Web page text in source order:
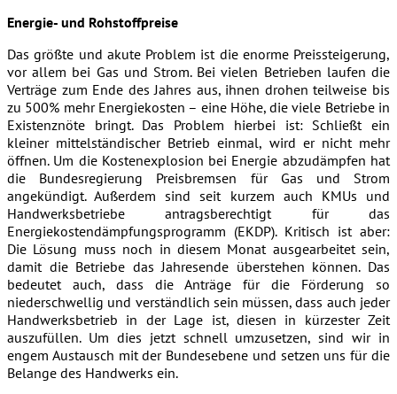
Energie- und Rohstoffpreise
Das größte und akute Problem ist die enorme Preissteigerung,
vor allem bei Gas und Strom. Bei vielen Betrieben laufen die
Verträge zum Ende des Jahres aus, ihnen drohen teilweise bis
zu 500% mehr Energiekosten – eine Höhe, die viele Betriebe in
Existenznöte bringt. Das Problem hierbei ist: Schließt ein
kleiner mittelständischer Betrieb einmal, wird er nicht mehr
öffnen. Um die Kostenexplosion bei Energie abzudämpfen hat
die Bundesregierung Preisbremsen für Gas und Strom
angekündigt. Außerdem sind seit kurzem auch KMUs und
Handwerksbetriebe antragsberechtigt für das
Energiekostendämpfungsprogramm (EKDP). Kritisch ist aber:
Die Lösung muss noch in diesem Monat ausgearbeitet sein,
damit die Betriebe das Jahresende überstehen können. Das
bedeutet auch, dass die Anträge für die Förderung so
niederschwellig und verständlich sein müssen, dass auch jeder
Handwerksbetrieb in der Lage ist, diesen in kürzester Zeit
auszufüllen. Um dies jetzt schnell umzusetzen, sind wir in
engem Austausch mit der Bundesebene und setzen uns für die
Belange des Handwerks ein.